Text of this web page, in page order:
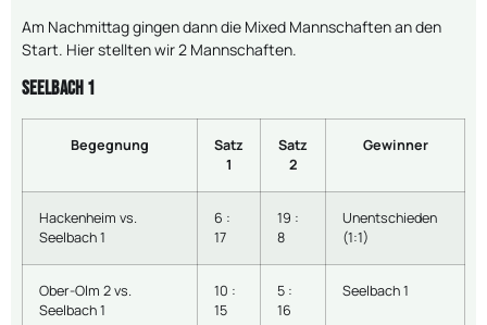
Am Nachmittag gingen dann die Mixed Mannschaften an den
Start. Hier stellten wir 2 Mannschaften.
Seelbach 1
Begegnung
Satz
1
Satz
2
Gewinner
Hackenheim vs.
Seelbach 1
6 :
17
19 :
8
Unentschieden
(1:1)
Ober-Olm 2 vs.
Seelbach 1
10 :
15
5 :
16
Seelbach 1